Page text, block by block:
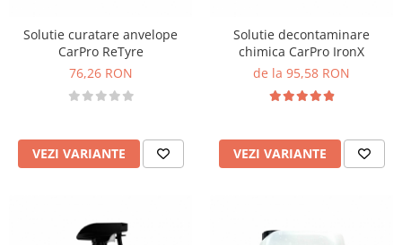
Solutie curatare anvelope
CarPro ReTyre
76,26 RON
VEZI VARIANTE
Solutie decontaminare
chimica CarPro IronX
de la 95,58 RON
VEZI VARIANTE